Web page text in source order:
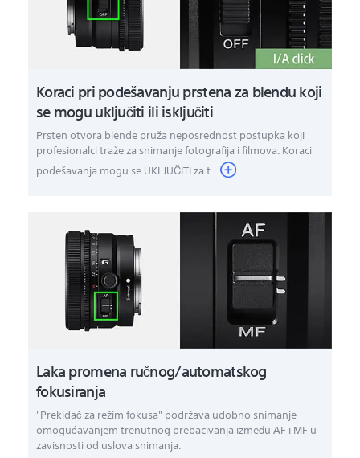
Koraci pri podešavanju prstena za blendu koji
se mogu uključiti ili isključiti
Prsten otvora blende pruža neposrednost postupka koji
profesionalci traže za snimanje fotografija i filmova. Koraci
podešavanja mogu se UKLJUČITI za t...
Laka promena ručnog/automatskog
fokusiranja
"Prekidač za režim fokusa" podržava udobno snimanje
omogućavanjem trenutnog prebacivanja između AF i MF u
zavisnosti od uslova snimanja.